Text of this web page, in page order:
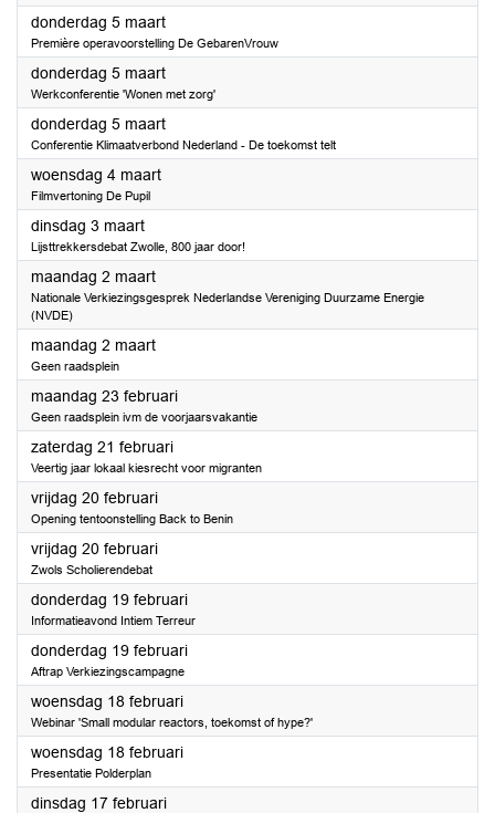
donderdag 5 maart2026
Première operavoorstelling De GebarenVrouw
donderdag 5 maart2026
Werkconferentie 'Wonen met zorg'
donderdag 5 maart2026
Conferentie Klimaatverbond Nederland - De toekomst telt
woensdag 4 maart2026
Filmvertoning De Pupil
dinsdag 3 maart2026
Lijsttrekkersdebat Zwolle, 800 jaar door!
maandag 2 maart2026
Nationale Verkiezingsgesprek Nederlandse Vereniging Duurzame Energie
(NVDE)
maandag 2 maart2026
Geen raadsplein
maandag 23 februari2026
Geen raadsplein ivm de voorjaarsvakantie
zaterdag 21 februari2026
Veertig jaar lokaal kiesrecht voor migranten
vrijdag 20 februari2026
Opening tentoonstelling Back to Benin
vrijdag 20 februari2026
Zwols Scholierendebat
donderdag 19 februari2026
Informatieavond Intiem Terreur
donderdag 19 februari2026
Aftrap Verkiezingscampagne
woensdag 18 februari2026
Webinar 'Small modular reactors, toekomst of hype?'
woensdag 18 februari2026
Presentatie Polderplan
dinsdag 17 februari2026